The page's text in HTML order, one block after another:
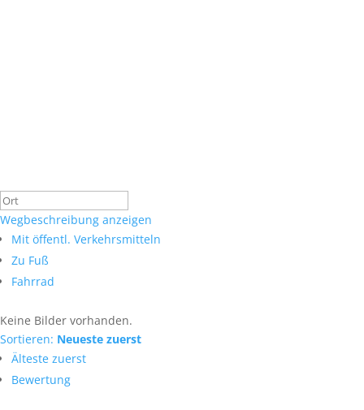
Wegbeschreibung anzeigen
Mit öffentl. Verkehrsmitteln
Zu Fuß
Fahrrad
Keine Bilder vorhanden.
Sortieren: Neueste zuerst
Älteste zuerst
Bewertung